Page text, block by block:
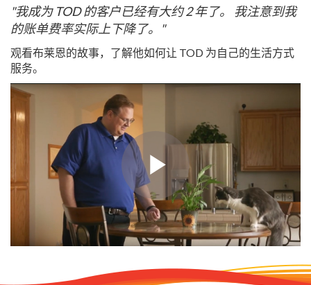
"我成为 TOD 的客户已经有大约 2 年了。 我注意到我
的账单费率实际上下降了。"
观看布莱恩的故事，了解他如何让 TOD 为自己的生活方式
服务。